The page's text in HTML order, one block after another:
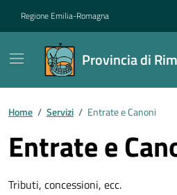
Regione Emilia-Romagna
Provincia di
Contenuti in
Home / Servizi / Entrate e Canoni
Entrate e
Tributi, concessioni, ecc.